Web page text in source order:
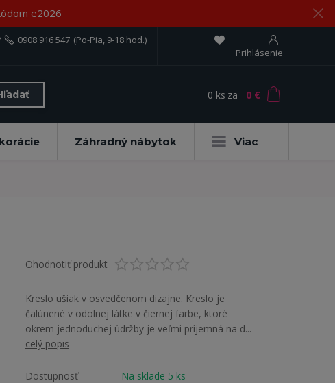
e2026
Prihlásenie
0908 916 547 (Po-Pia, 9-18 hod.)
0 ks za 0 €
Záhradný nábytok Viac
Ohodnotiť produkt
Kreslo ušiak v osvedčenom dizajne. Kreslo je
čalúnené v odolnej látke v čiernej farbe, ktoré
okrem jednoduchej údržby je veľmi príjemná na d...
celý popis
Dostupnosť Na sklade 5 ks